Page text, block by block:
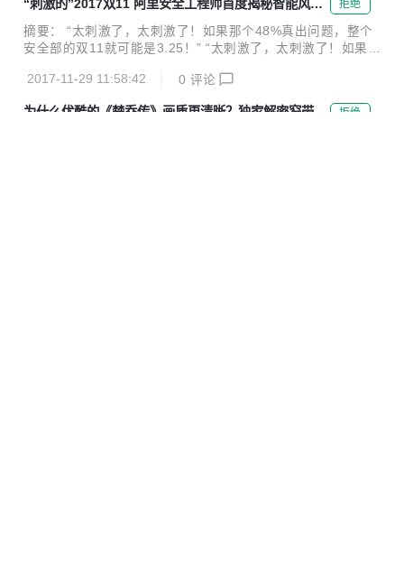
ableStore)的方案，并对方案优缺点进行了一些总结。 前言
气象数据是一类典型的大数据，具有数据量大、时效性高、数
据种类丰富等特点。气象数据中大量的数据是时空数据，记录
量，每天产生的数据量常在几十TB到上百TB的规模，且在爆
“刺激的”2017双11 阿里安全工程师首度揭秘智能风控
平台MTEE3
拒绝
摘要： “太刺激了，太刺激了！如果那个48%真出问题，整个
安全部的双11就可能是3.25！” “太刺激了，太刺激了！如果那
了推眼镜，语速明显快了一些。伴随着肢体语言，知命表现出
来的是程序员解除了重大Bug时的那种兴奋与激动。 用这部IM
2017-11-29 11:58:42 0 评论
为什么优酷的《楚乔传》画质更清晰？独家解密窄带高
拒绝